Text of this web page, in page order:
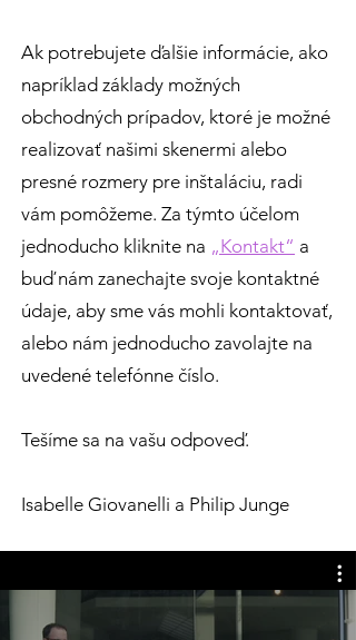
Ak potrebujete ďalšie informácie, ako
napríklad základy možných
obchodných prípadov, ktoré je možné
realizovať našimi skenermi alebo
presné rozmery pre inštaláciu, radi
vám pomôžeme. Za týmto účelom
jednoducho kliknite na „Kontakt“ a
buď nám zanechajte svoje kontaktné
údaje, aby sme vás mohli kontaktovať,
alebo nám jednoducho zavolajte na
uvedené telefónne číslo.
Tešíme sa na vašu odpoveď.
Isabelle Giovanelli a Philip Junge